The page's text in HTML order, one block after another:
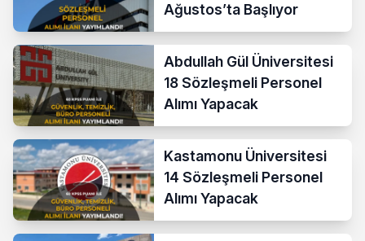
Ağustos’ta Başlıyor
Abdullah Gül Üniversitesi
18 Sözleşmeli Personel
Alımı Yapacak
Kastamonu Üniversitesi
14 Sözleşmeli Personel
Alımı Yapacak